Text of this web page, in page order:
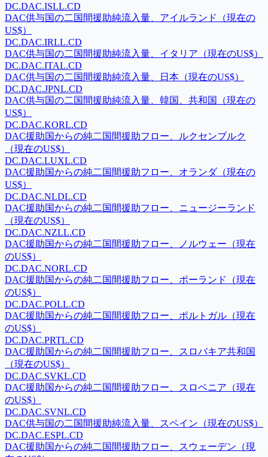
DC.DAC.ISLL.CD
DAC供与国の二国間援助純流入量、アイルランド（現在の
US$）
DC.DAC.IRLL.CD
DAC供与国の二国間援助純流入量、イタリア（現在のUS$）
DC.DAC.ITAL.CD
DAC供与国の二国間援助純流入量、日本（現在のUS$）
DC.DAC.JPNL.CD
DAC供与国の二国間援助純流入量、韓国、共和国（現在の
US$）
DC.DAC.KORL.CD
DAC援助国からの純二国間援助フロー、ルクセンブルク
（現在のUS$）
DC.DAC.LUXL.CD
DAC援助国からの純二国間援助フロー、オランダ（現在の
US$）
DC.DAC.NLDL.CD
DAC援助国からの純二国間援助フロー、ニュージーランド
（現在のUS$）
DC.DAC.NZLL.CD
DAC援助国からの純二国間援助フロー、ノルウェー（現在
のUS$）
DC.DAC.NORL.CD
DAC援助国からの純二国間援助フロー、ポーランド（現在
のUS$）
DC.DAC.POLL.CD
DAC援助国からの純二国間援助フロー、ポルトガル（現在
のUS$）
DC.DAC.PRTL.CD
DAC援助国からの純二国間援助フロー、スロバキア共和国
（現在のUS$）
DC.DAC.SVKL.CD
DAC援助国からの純二国間援助フロー、スロベニア（現在
のUS$）
DC.DAC.SVNL.CD
DAC供与国の二国間援助純流入量、スペイン（現在のUS$）
DC.DAC.ESPL.CD
DAC援助国からの純二国間援助フロー、スウェーデン（現